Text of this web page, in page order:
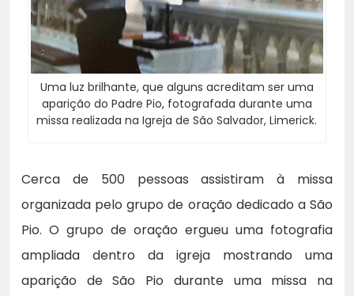
Uma luz brilhante, que alguns acreditam ser uma
aparição do Padre Pio, fotografada durante uma
missa realizada na Igreja de São Salvador, Limerick.
Cerca de 500 pessoas assistiram à missa
organizada pelo grupo de oração dedicado a São
Pio. O grupo de oração ergueu uma fotografia
ampliada dentro da igreja mostrando uma
aparição de São Pio durante uma missa na